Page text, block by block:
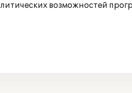
возможностей